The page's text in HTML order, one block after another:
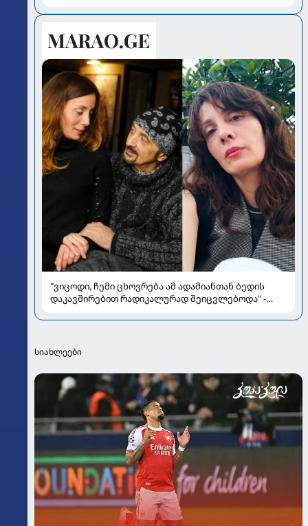
სალომე ახვლედიანის რჩევები
"ვიცოდი, ჩემი ცხოვრება ამ ადამიანთან ბედის
დაკავშირებით რადიკალურად შეიცვლებოდა" -
ოჯახზე
სიახლეები